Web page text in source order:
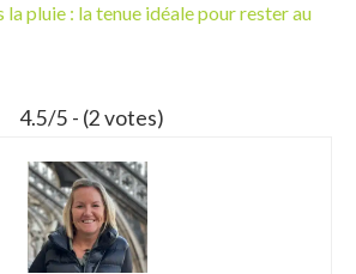
la pluie : la tenue idéale pour rester au
4.5/5 - (2 votes)